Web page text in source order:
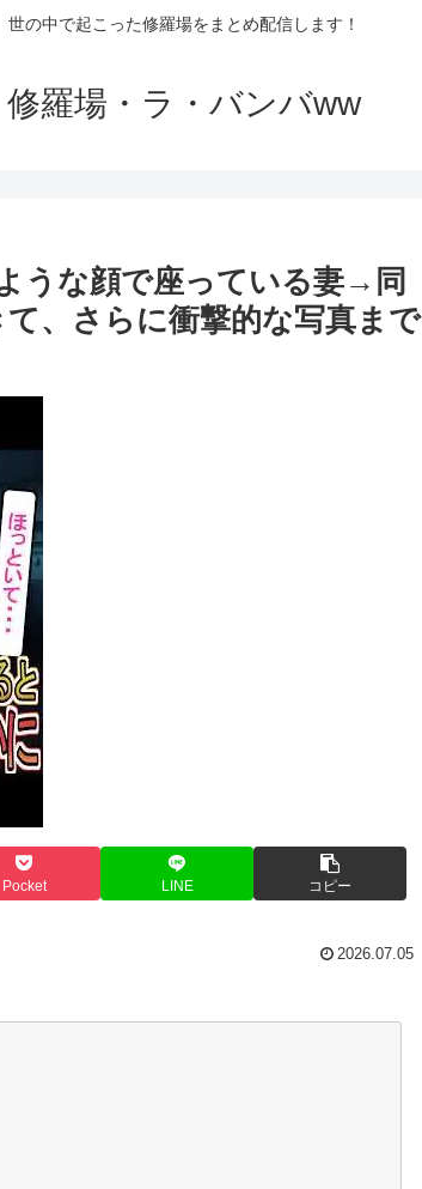
世の中で起こった修羅場をまとめ配信します！
修羅場・ラ・バンバww
うな顔で座っている妻→同
、さらに衝撃的な写真まで
Pocket LINE コピー
2026.07.05